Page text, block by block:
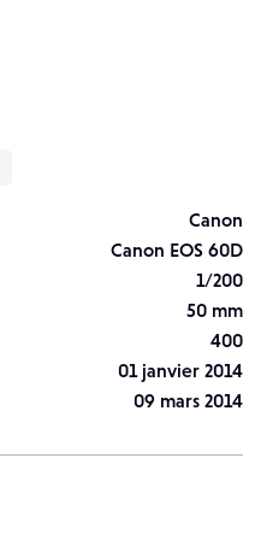
Canon
Canon EOS 60D
1/200
50 mm
400
01 janvier 2014
09 mars 2014